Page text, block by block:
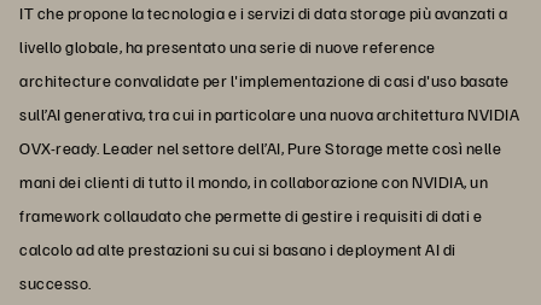
IT che propone la tecnologia e i servizi di data storage più avanzati a
livello globale, ha presentato una serie di nuove reference
architecture convalidate per l'implementazione di casi d'uso basate
sull’AI generativa, tra cui in particolare una nuova architettura NVIDIA
OVX-ready. Leader nel settore dell’AI, Pure Storage mette così nelle
mani dei clienti di tutto il mondo, in collaborazione con NVIDIA, un
framework collaudato che permette di gestire i requisiti di dati e
calcolo ad alte prestazioni su cui si basano i deployment AI di
successo.